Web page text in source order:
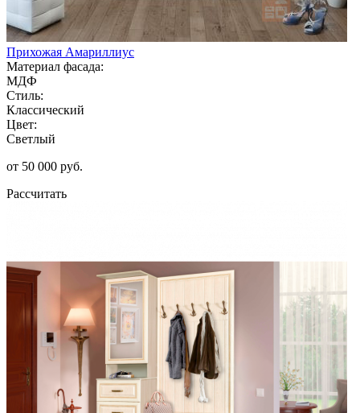
Прихожая Амариллиус
Материал фасада:
МДФ
Стиль:
Классический
Цвет:
Светлый
от 50 000 руб.
Рассчитать